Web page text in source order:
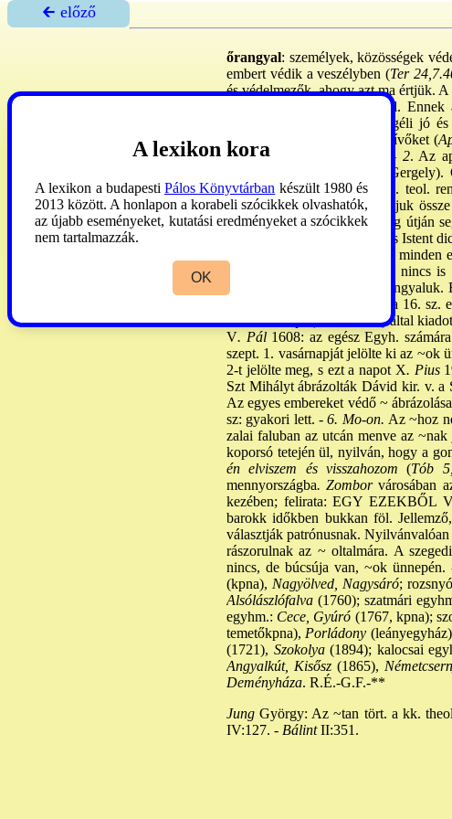
🡰 előző
őrangyal: személyek, közösségek
embert védik a veszélyben (Ter
és védelmezők, ahogy azt ma értjük.
rossz, v. csak egy jó angyal.
tapasztalás is: az ember megéli jó
angyalokról, akik segítik a hívőket (
(Mt 18,10; ApCsel 12,15 ). -2. Az
Dionüsziosz, Nazianzi Szt
(Hermész, Órigenész). A kk. teol.
Dogmatikailagúgy foglalhatjuk össze
szerepük, vagyis az üdvösség útján
embert, s ezzel az utóbbival is Istent
gyakorolja a szeretetet. Hogy
kiterjed minden emberre, ha nincs
intézményeknek is lenne
ban az ~ok ünnepét először a 16.
Az V. Piusp. (ur. 1566-72) által
V. Pál1608: az egész Egyh.
szept. 1. vasárnapját jelölte ki az ~ok
2-t jelölte meg, s ezt a napot X. Pius
Szt Mihályt ábrázolták Dávid kir. v. a
Az egyes embereket védő ~
sz: gyakori lett. -6. Mo-on. Az ~hoz
zalai faluban az utcán menve az
koporsó tetején ül, nyilván, hogy a
én elviszem és visszahozom (Tób
mennyországba. Zomborvárosában
kezében; felirata: EGY EZEKBŐL
barokk időkben bukkan föl.
választják patrónusnak.
rászorulnak az ~ oltalmára. A
nincs, de búcsúja van, ~ok
(kpna), Nagyölved, Nagysáró;
Alsólászlófalva (1760); szatmári
egyhm.: Cece, Gyúró (1767, kpna);
temetőkpna), Porládony
(1721), Szokolya(1894); kalocsai
Angyalkút, Kisősz (1865),
Deményháza. R.É.-G.F.-**
Jung György: Az ~tan tört. a kk.
IV:127. - BálintII:351.
A lexikon kora
A lexikon a budapesti Pálos Könyvtárban készült 1980 és
2013 között. A honlapon a korabeli szócikkek olvashatók,
az újabb eseményeket, kutatási eredményeket a szócikkek
nem tartalmazzák.
OK